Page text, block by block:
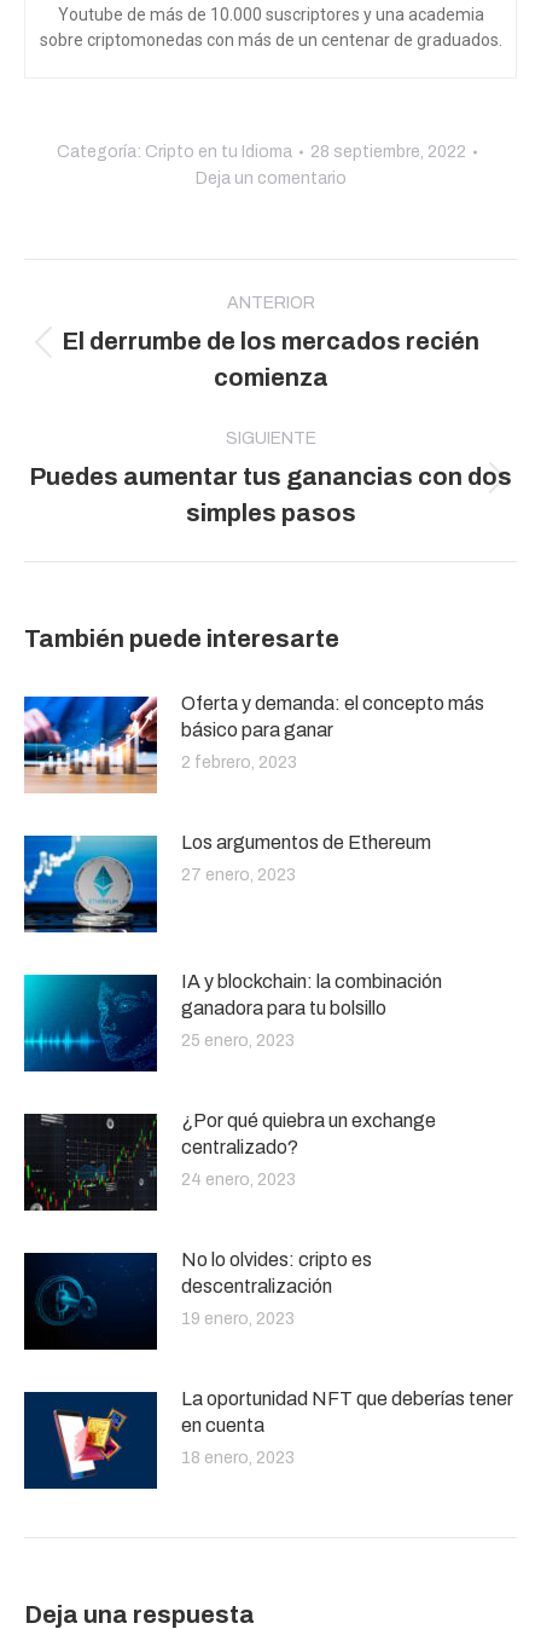
Youtube de más de 10.000 suscriptores y una academia
sobre criptomonedas con más de un centenar de graduados.
Categoría: Cripto en tu Idioma
28 septiembre, 2022
Deja un comentario
publicaciones
ANTERIOR
Publicación
anterior:
El derrumbe de los mercados recién
comienza
SIGUIENTE
Publicación
siguiente:
Puedes aumentar tus ganancias con dos
simples pasos
También puede interesarte
Oferta y demanda: el concepto más
básico para ganar
2 febrero, 2023
Los argumentos de Ethereum
27 enero, 2023
IA y blockchain: la combinación
ganadora para tu bolsillo
25 enero, 2023
¿Por qué quiebra un exchange
centralizado?
24 enero, 2023
No lo olvides: cripto es
descentralización
19 enero, 2023
La oportunidad NFT que deberías tener
en cuenta
18 enero, 2023
Deja una respuesta